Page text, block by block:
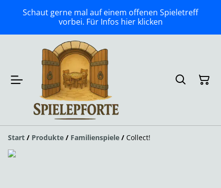
Schaut gerne mal auf einem offenen Spieletreff
vorbei. Für Infos hier klicken
Start / Produkte / Familienspiele / Collect!